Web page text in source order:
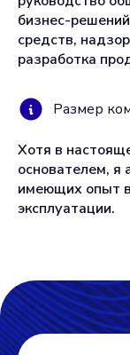
бизнес-
средств,
разработка
Размер
Хотя в
основателем, я
имеющих опыт в
эксплуатации.